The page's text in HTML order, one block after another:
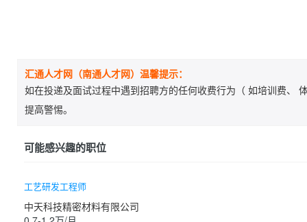
汇通人才网（南通人才网）温馨提示：
如在投递及面试过程中遇到招聘方的任何收费行为（ 如培训费、
提高警惕。
可能感兴趣的职位
工艺研发工程师
中天科技精密材料有限公司